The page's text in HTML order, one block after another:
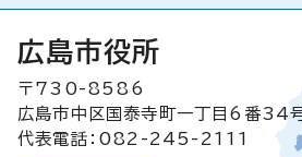
広島市役所
〒730-8586
広島市中区国泰寺町一丁目6番34
代表電話：082-245-2111